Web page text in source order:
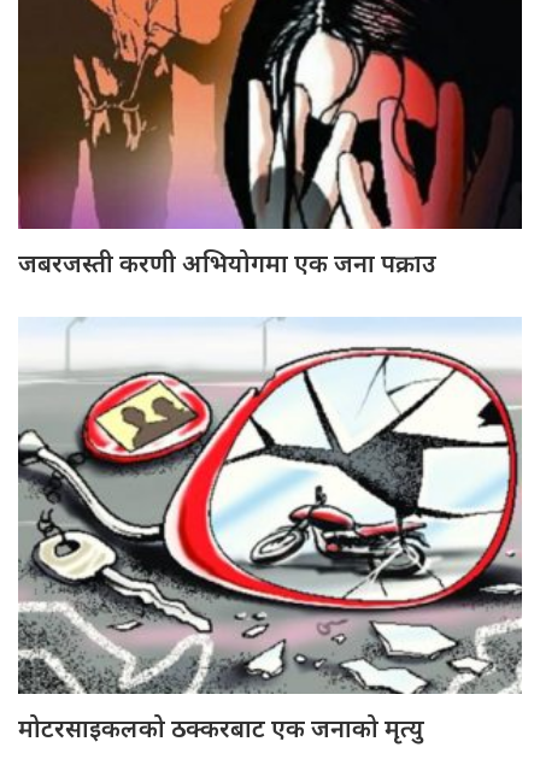
जबरजस्ती करणी अभियोगमा एक जना पक्राउ
मोटरसाइकलको ठक्करबाट एक जनाको मृत्यु